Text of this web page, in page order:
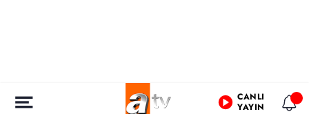
CANLI
YAYIN